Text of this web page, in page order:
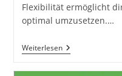
Flexibilität ermöglicht
optimal umzusetzen.…
WeiterlesenIPhone
IOS